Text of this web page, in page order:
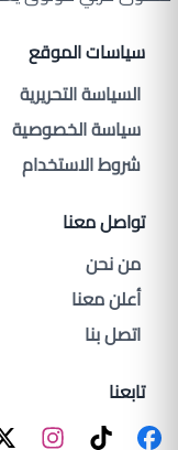
سياسات الموقع
السياسة التحريرية
سياسة الخصوصية
شروط الاستخدام
تواصل معنا
من نحن
أعلن معنا
اتصل بنا
تابعنا